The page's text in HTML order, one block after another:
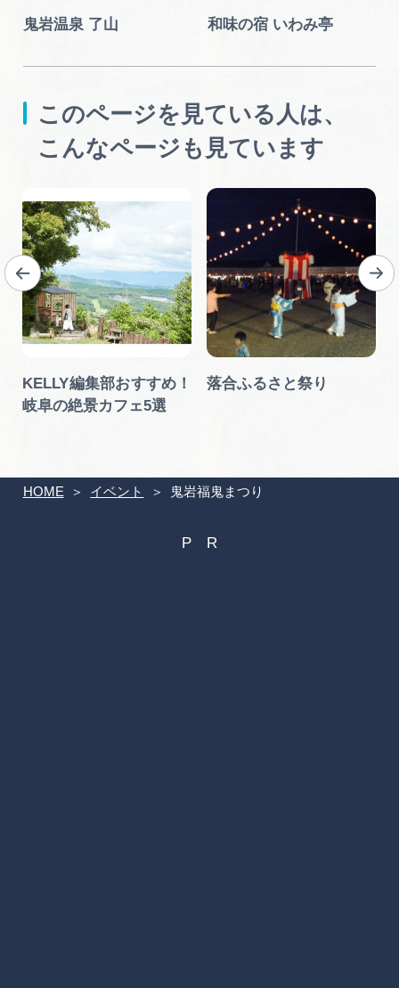
HOME イベント 鬼岩福鬼まつり
鬼岩温泉 了山 和味の宿 いわみ亭
このページを見ている人は、
こんなページも見ています
KELLY編集部おすすめ！
岐阜の絶景カフェ5選
落合ふるさと祭り